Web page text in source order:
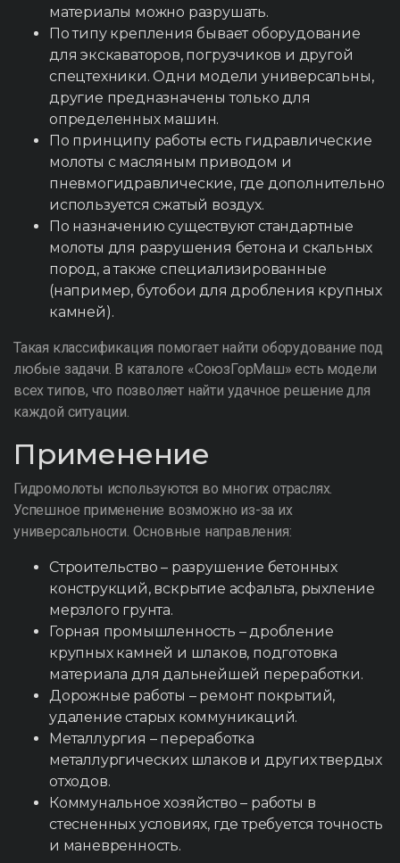
материалы можно разрушать.
По типу крепления бывает оборудование
для экскаваторов, погрузчиков и другой
спецтехники. Одни модели универсальны,
другие предназначены только для
определенных машин.
По принципу работы есть гидравлические
молоты с масляным приводом и
пневмогидравлические, где дополнительно
используется сжатый воздух.
По назначению существуют стандартные
молоты для разрушения бетона и скальных
пород, а также специализированные
(например, бутобои для дробления крупных
камней).
Такая классификация помогает найти оборудование под
любые задачи. В каталоге «СоюзГорМаш» есть модели
всех типов, что позволяет найти удачное решение для
каждой ситуации.
Применение
Гидромолоты используются во многих отраслях.
Успешное применение возможно из-за их
универсальности. Основные направления:
Строительство – разрушение бетонных
конструкций, вскрытие асфальта, рыхление
мерзлого грунта.
Горная промышленность – дробление
крупных камней и шлаков, подготовка
материала для дальнейшей переработки.
Дорожные работы – ремонт покрытий,
удаление старых коммуникаций.
Металлургия – переработка
металлургических шлаков и других твердых
отходов.
Коммунальное хозяйство – работы в
стесненных условиях, где требуется точность
и маневренность.